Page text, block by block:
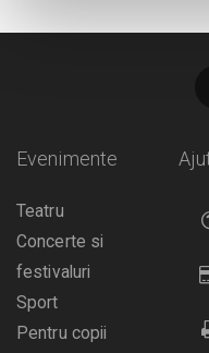
Evenimente
Teatru
Concerte si
festivaluri
Sport
Pentru copii